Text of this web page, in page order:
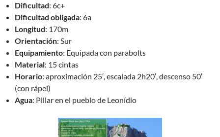
Dificultad: 6c+
Dificultad obligada: 6a
Longitud: 170m
Orientación: Sur
Equipamiento: Equipada con parabolts
Material: 15 cintas
Horario: aproximación 25′, escalada 2h20′, descenso 50′
(con rápel)
Agua: Pillar en el pueblo de Leonídio